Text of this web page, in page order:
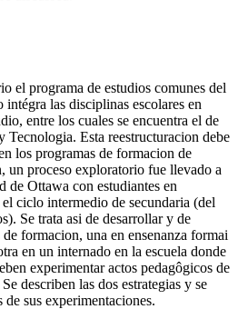
el programa de estudios comunes del
las disciplinas escolares en
entre los cuales se encuentra el de
Tecnologia. Esta reestructuracion debe
los programas de formacion de
un proceso exploratorio fue llevado a
de Ottawa con estudiantes en
ciclo intermedio de secundaria (del
Se trata asi de desarrollar y de
formacion, una en ensenanza formai
en un internado en la escuela donde
experimentar actos pedagôgicos de
describen las dos estrategias y se
de sus experimentaciones.